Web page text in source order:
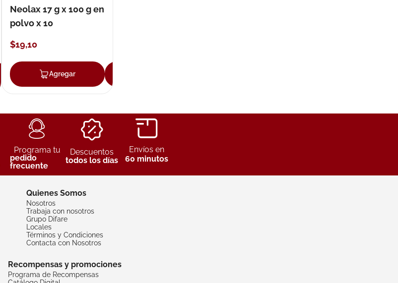
Agregar
Neolax 17 g x 100 g en
polvo x 10
$19,10
Agregar
Programa tu
pedido
frecuente
Descuentos
todos los días
Envíos en
60 minutos
Quienes Somos
Nosotros
Trabaja con nosotros
Grupo Difare
Locales
Términos y Condiciones
Contacta con Nosotros
Recompensas y promociones
Programa de Recompensas